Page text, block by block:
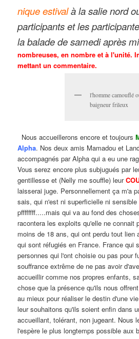
nique estivalà la salie nord
participants et les
la balade de samedi après
nombreuses, en nombre et à l'unité.
mettant un commentaire.
l'homme camouflé
baigneur frileux
Nous accueillerons encore et toujours
Alpha. Nos deux amis Mamadou et
accompagnés par Alpha qui a eu une
Vous serez encore plus subjugués par
gentillesse et (Nelly me souffle) leur
laisserai juge. Personnellement ça m'a
sais, qui n'est ni superficielle ni sensible
pffffffff.....mais qui va au fond des
racontera les exploits qu'elle ne connait
moins de 18 ans, qui ont perdu tout lien
qui sont réfugiés en France. France qui
personnes qui l'ont choisie ou pas pour
souffrance extrême de ne pas avoir
accueillir comme nos propres enfants,
chose que la présence qu'ils nous
au mieux pour réaliser le destin d'une
leur souhaitons qu'ils soient enfin dans
accueillant, tolérant, non jugeant. Nous
l'espère le plus longtemps possible aux